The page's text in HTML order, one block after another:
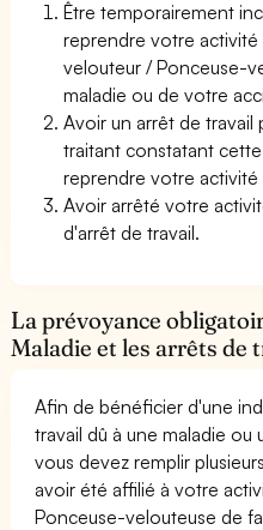
Être temporairement
reprendre votre
velouteur / Ponceuse-
maladie ou de votre
Avoir un arrêt de
traitant constatant
reprendre votre
Avoir arrêté votre
d'arrêt de travail.
La prévoyance
Maladie et les arrêts de
Afin de bénéficier d'une
travail dû à une maladie ou
vous devez remplir
avoir été affilié à votre
Ponceuse-velouteuse de